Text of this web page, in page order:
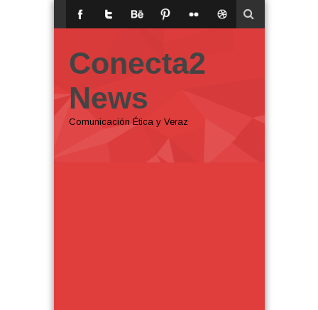
Conecta2
News
Comunicación Ética y Veraz